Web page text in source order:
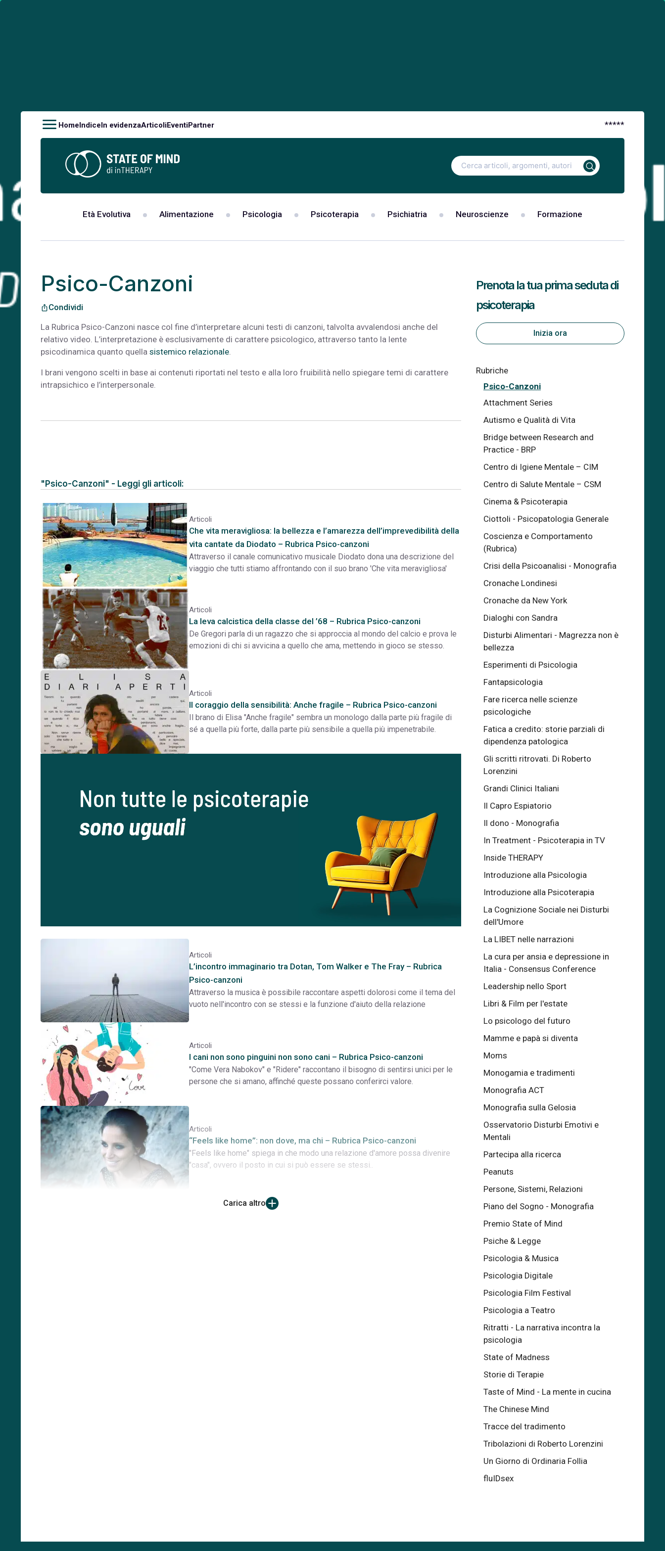
HomeIndiceIn evidenzaArticoliEventiPartner *****
Ricerca
per:
Età Evolutiva Alimentazione Psicologia Psicoterapia Psichiatria Neuroscienze Formazione
Psico-Canzoni
ios_shareCondividi
La Rubrica Psico-Canzoni nasce col fine d’interpretare alcuni testi di canzoni, talvolta avvalendosi anche del
relativo video. L’interpretazione è esclusivamente di carattere psicologico, attraverso tanto la lente
psicodinamica quanto quella sistemico relazionale.
I brani vengono scelti in base ai contenuti riportati nel testo e alla loro fruibilità nello spiegare temi di carattere
intrapsichico e l’interpersonale.
"Psico-Canzoni" - Leggi gli articoli:
Articoli
Che vita meravigliosa: la bellezza e l’amarezza dell’imprevedibilità della
vita cantate da Diodato – Rubrica Psico-canzoni
Attraverso il canale comunicativo musicale Diodato dona una descrizione del
viaggio che tutti stiamo affrontando con il suo brano 'Che vita meravigliosa'
Articoli
La leva calcistica della classe del ’68 – Rubrica Psico-canzoni
De Gregori parla di un ragazzo che si approccia al mondo del calcio e prova le
emozioni di chi si avvicina a quello che ama, mettendo in gioco se stesso.
Articoli
Il coraggio della sensibilità: Anche fragile – Rubrica Psico-canzoni
Il brano di Elisa "Anche fragile" sembra un monologo dalla parte più fragile di
sé a quella più forte, dalla parte più sensibile a quella più impenetrabile.
Articoli
L’incontro immaginario tra Dotan, Tom Walker e The Fray – Rubrica
Psico-canzoni
Attraverso la musica è possibile raccontare aspetti dolorosi come il tema del
vuoto nell'incontro con se stessi e la funzione d'aiuto della relazione
Articoli
I cani non sono pinguini non sono cani – Rubrica Psico-canzoni
"Come Vera Nabokov" e "Ridere" raccontano il bisogno di sentirsi unici per le
persone che si amano, affinché queste possano conferirci valore.
Articoli
“Feels like home”: non dove, ma chi – Rubrica Psico-canzoni
"Feels like home" spiega in che modo una relazione d'amore possa divenire
"casa", ovvero il posto in cui si può essere se stessi..
Carica altro
Rubriche
Psico-Canzoni
Attachment Series
Autismo e Qualità di Vita
Bridge between Research and
Practice - BRP
Centro di Igiene Mentale – CIM
Centro di Salute Mentale – CSM
Cinema & Psicoterapia
Ciottoli - Psicopatologia Generale
Coscienza e Comportamento
(Rubrica)
Crisi della Psicoanalisi - Monografia
Cronache Londinesi
Cronache da New York
Dialoghi con Sandra
Disturbi Alimentari - Magrezza non è
bellezza
Esperimenti di Psicologia
Fantapsicologia
Fare ricerca nelle scienze
psicologiche
Fatica a credito: storie parziali di
dipendenza patologica
Gli scritti ritrovati. Di Roberto
Lorenzini
Grandi Clinici Italiani
Il Capro Espiatorio
Il dono - Monografia
In Treatment - Psicoterapia in TV
Inside THERAPY
Introduzione alla Psicologia
Introduzione alla Psicoterapia
La Cognizione Sociale nei Disturbi
dell'Umore
La LIBET nelle narrazioni
La cura per ansia e depressione in
Italia - Consensus Conference
Leadership nello Sport
Libri & Film per l'estate
Lo psicologo del futuro
Mamme e papà si diventa
Moms
Monogamia e tradimenti
Monografia ACT
Monografia sulla Gelosia
Osservatorio Disturbi Emotivi e
Mentali
Partecipa alla ricerca
Peanuts
Persone, Sistemi, Relazioni
Piano del Sogno - Monografia
Premio State of Mind
Psiche & Legge
Psicologia & Musica
Psicologia Digitale
Psicologia Film Festival
Psicologia a Teatro
Ritratti - La narrativa incontra la
psicologia
State of Madness
Storie di Terapie
Taste of Mind - La mente in cucina
The Chinese Mind
Tracce del tradimento
Tribolazioni di Roberto Lorenzini
Un Giorno di Ordinaria Follia
fluIDsex
Prenota la tua prima seduta di
psicoterapia
Inizia ora